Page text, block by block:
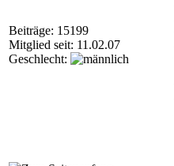
Beiträge: 15199
Mitglied seit: 11.02.07
Geschlecht: